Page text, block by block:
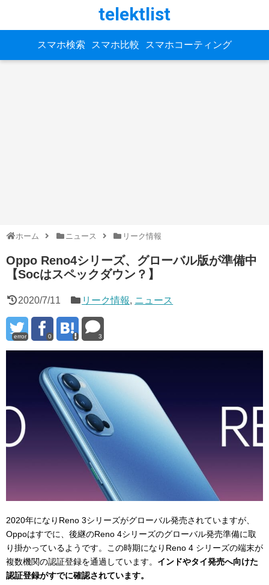
telektlist
スマホ検索 スマホ比較 スマホコーティング
ホーム ニュース リーク情報
Oppo Reno4シリーズ、グローバル版が準備中
【Socはスペックダウン？】
2020/7/11 リーク情報, ニュース
error 0 3
2020年になりReno 3シリーズがグローバル発売されていますが、
Oppoはすでに、後継のReno 4シリーズのグローバル発売準備に取
り掛かっているようです。この時期になりReno 4 シリーズの端末が
複数機関の認証登録を通過しています。 インドやタイ発売へ向けた
認証登録がすでに確認されています。